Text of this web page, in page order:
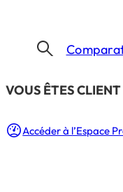
​VOUS ÊTES CLIENT
Accéder à l’Espace